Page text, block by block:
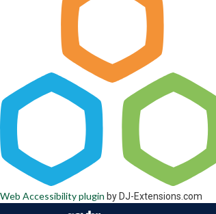
Web Accessibility plugin by DJ-Extensions.com